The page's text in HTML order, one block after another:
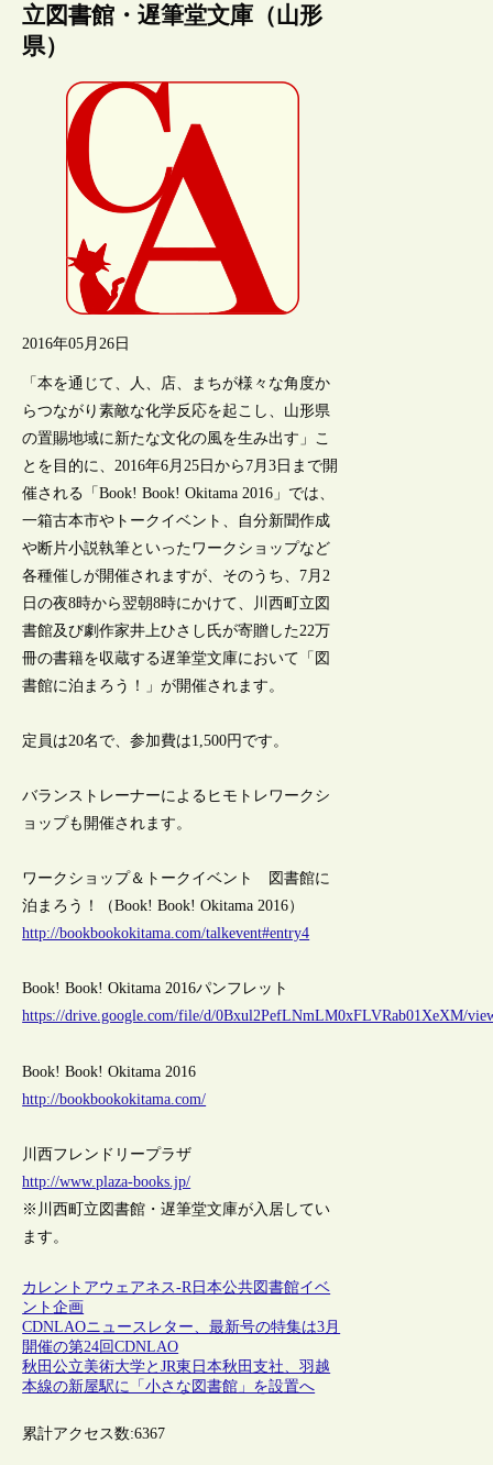
立図書館・遅筆堂文庫（山形
県）
2016年05月26日
「本を通じて、人、店、まちが様々な角度か
らつながり素敵な化学反応を起こし、山形県
の置賜地域に新たな文化の風を生み出す」こ
とを目的に、2016年6月25日から7月3日まで開
催される「Book! Book! Okitama 2016」では、
一箱古本市やトークイベント、自分新聞作成
や断片小説執筆といったワークショップなど
各種催しが開催されますが、そのうち、7月2
日の夜8時から翌朝8時にかけて、川西町立図
書館及び劇作家井上ひさし氏が寄贈した22万
冊の書籍を収蔵する遅筆堂文庫において「図
書館に泊まろう！」が開催されます。
定員は20名で、参加費は1,500円です。
バランストレーナーによるヒモトレワークシ
ョップも開催されます。
ワークショップ＆トークイベント 図書館に
泊まろう！（Book! Book! Okitama 2016）
http://bookbookokitama.com/talkevent#entry4
Book! Book! Okitama 2016パンフレット
https://drive.google.com/file/d/0Bxul2PefLNmLM0xFLVRab01XeXM/
Book! Book! Okitama 2016
http://bookbookokitama.com/
川西フレンドリープラザ
http://www.plaza-books.jp/
※川西町立図書館・遅筆堂文庫が入居してい
ます。
カレントアウェアネス-R日本公共図書館イベ
ント企画
CDNLAOニュースレター、最新号の特集は3月
開催の第24回CDNLAO
秋田公立美術大学とJR東日本秋田支社、羽越
本線の新屋駅に「小さな図書館」を設置へ
累計アクセス数:6367